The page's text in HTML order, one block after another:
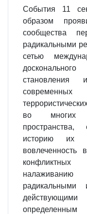
События 11
образом
сообщества
радикальными
сетью
становления
во многих
историю их
вовлеченность
радикальными
определенным